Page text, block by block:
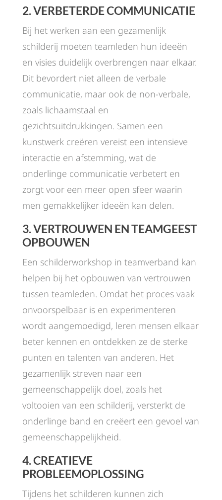
2.VERBETERDE COMMUNICATIE
Bij het werken aan een gezamenlijk
schilderij moeten teamleden hun ideeën
en visies duidelijk overbrengen naar elkaar.
Dit bevordert niet alleen de verbale
communicatie, maar ook de non-verbale,
zoals lichaamstaal en
gezichtsuitdrukkingen. Samen een
kunstwerk creëren vereist een intensieve
interactie en afstemming, wat de
onderlinge communicatie verbetert en
zorgt voor een meer open sfeer waarin
men gemakkelijker ideeën kan delen.
3.VERTROUWEN EN TEAMGEEST
OPBOUWEN
Een schilderworkshop in teamverband kan
helpen bij het opbouwen van vertrouwen
tussen teamleden. Omdat het proces vaak
onvoorspelbaar is en experimenteren
wordt aangemoedigd, leren mensen elkaar
beter kennen en ontdekken ze de sterke
punten en talenten van anderen. Het
gezamenlijk streven naar een
gemeenschappelijk doel, zoals het
voltooien van een schilderij, versterkt de
onderlinge band en creëert een gevoel van
gemeenschappelijkheid.
4.CREATIEVE
PROBLEEMOPLOSSING
Tijdens het schilderen kunnen zich